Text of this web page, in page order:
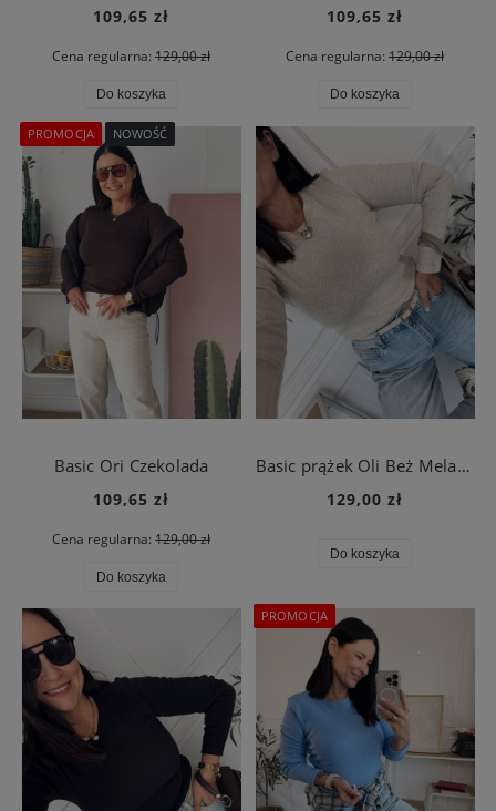
109,65 zł
Cena regularna: 129,00 zł
Do koszyka
109,65 zł
Cena regularna: 129,00 zł
Do koszyka
Basic Ori Czekolada
109,65 zł
Cena regularna: 129,00 zł
Do koszyka
PROMOCJA NOWOŚĆ
Basic prążek Oli Beż Melanż
129,00 zł
Do koszyka
PROMOCJA